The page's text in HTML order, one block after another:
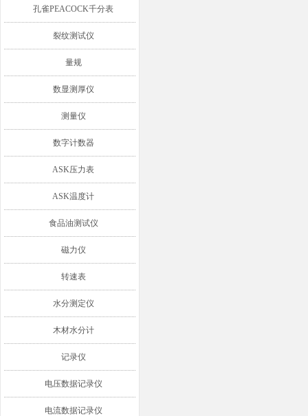
孔雀PEACOCK千分表
裂纹测试仪
量规
数显测厚仪
测量仪
数字计数器
ASK压力表
ASK温度计
食品油测试仪
磁力仪
转速表
水分测定仪
木材水分计
记录仪
电压数据记录仪
电流数据记录仪